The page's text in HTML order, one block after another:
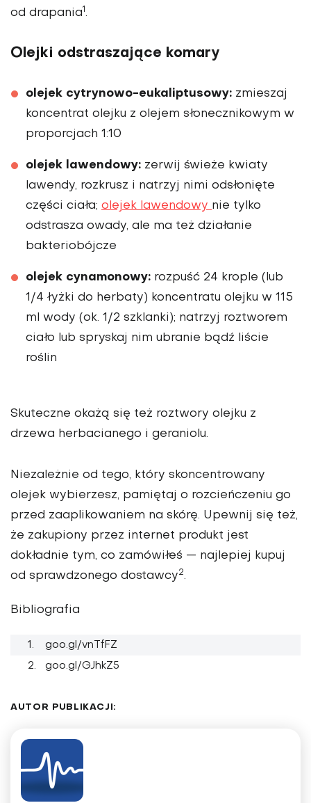
od drapania1.
Olejki odstraszające komary
olejek cytrynowo-eukaliptusowy: zmieszaj
koncentrat olejku z olejem słonecznikowym w
proporcjach 1:10
olejek lawendowy: zerwij świeże kwiaty
lawendy, rozkrusz i natrzyj nimi odsłonięte
części ciała; olejek lawendowy nie tylko
odstrasza owady, ale ma też działanie
bakteriobójcze
olejek cynamonowy: rozpuść 24 krople (lub
1/4 łyżki do herbaty) koncentratu olejku w 115
ml wody (ok. 1/2 szklanki); natrzyj roztworem
ciało lub spryskaj nim ubranie bądź liście
roślin
Skuteczne okażą się też roztwory olejku z
drzewa herbacianego i geraniolu.
Niezależnie od tego, który skoncentrowany
olejek wybierzesz, pamiętaj o rozcieńczeniu go
przed zaaplikowaniem na skórę. Upewnij się też,
że zakupiony przez internet produkt jest
dokładnie tym, co zamówiłeś — najlepiej kupuj
od sprawdzonego dostawcy2.
Bibliografia
goo.gl/vnTfFZ
goo.gl/GJhkZ5
AUTOR PUBLIKACJI: